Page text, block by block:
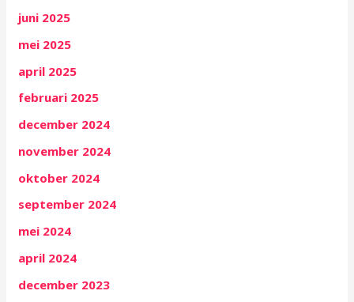
juni 2025
mei 2025
april 2025
februari 2025
december 2024
november 2024
oktober 2024
september 2024
mei 2024
april 2024
december 2023